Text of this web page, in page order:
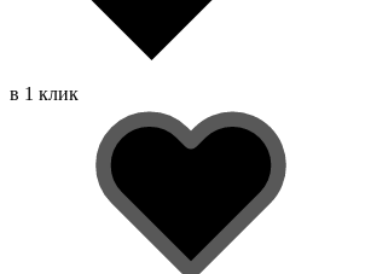
в 1 клик